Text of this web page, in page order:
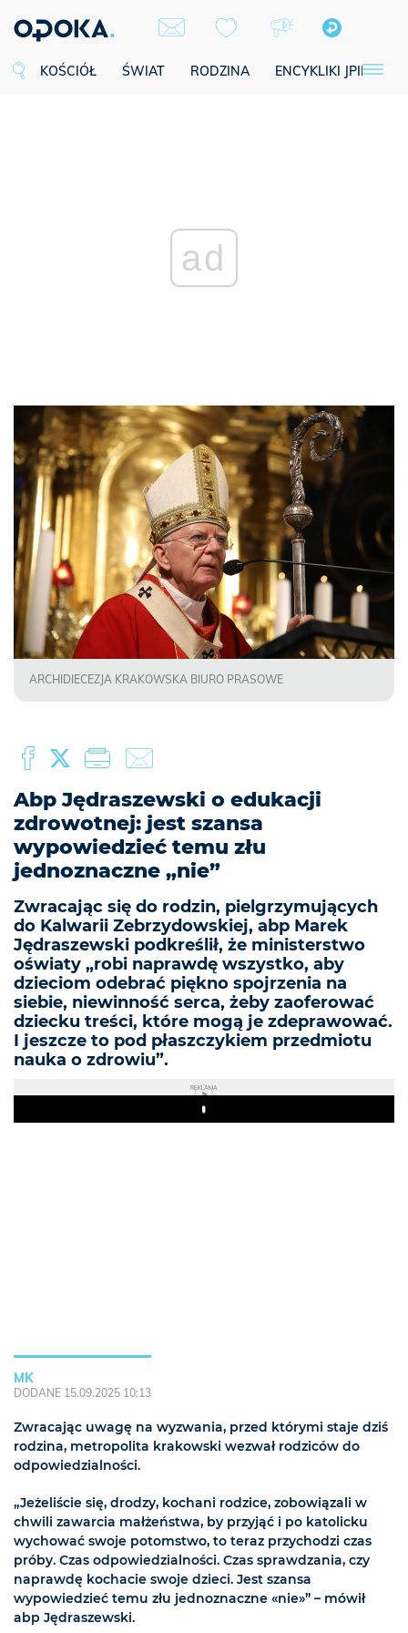
KOŚCIÓŁ ŚWIAT RODZINA ENCYKLIKI JPII
ad
ARCHIDIECEZJA KRAKOWSKA BIURO PRASOWE
Abp Jędraszewski o edukacji
zdrowotnej: jest szansa
wypowiedzieć temu złu
jednoznaczne „nie”
Zwracając się do rodzin, pielgrzymujących
do Kalwarii Zebrzydowskiej, abp Marek
Jędraszewski podkreślił, że ministerstwo
oświaty „robi naprawdę wszystko, aby
dzieciom odebrać piękno spojrzenia na
siebie, niewinność serca, żeby zaoferować
dziecku treści, które mogą je zdeprawować.
I jeszcze to pod płaszczykiem przedmiotu
nauka o zdrowiu”.
REKLAMA
Play
MK
DODANE 15.09.2025 10:13
Zwracając uwagę na wyzwania, przed którymi staje dziś
rodzina, metropolita krakowski wezwał rodziców do
odpowiedzialności.
„Jeżeliście się, drodzy, kochani rodzice, zobowiązali w
chwili zawarcia małżeństwa, by przyjąć i po katolicku
wychować swoje potomstwo, to teraz przychodzi czas
próby. Czas odpowiedzialności. Czas sprawdzania, czy
naprawdę kochacie swoje dzieci. Jest szansa
wypowiedzieć temu złu jednoznaczne «nie»” – mówił
abp Jędraszewski.